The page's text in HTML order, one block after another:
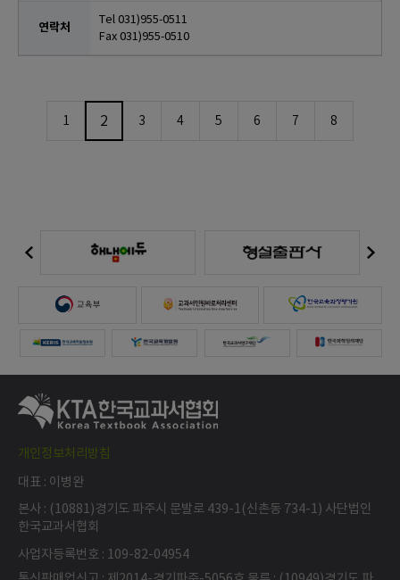
Tel 031)955-0511
Fax 031)955-0510
1 2 3 4 5 6 7 8
개인정보처리방침
대표 : 이병완
본사 : (10881)경기도 파주시 문발로 439-1(신촌동 734-1) 사단법인
한국교과서협회
사업자등록번호 : 109-82-04954